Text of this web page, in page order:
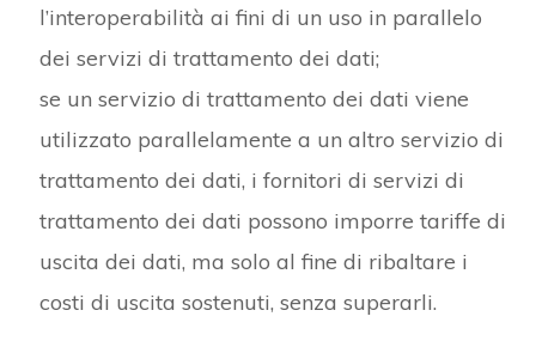
l’interoperabilità ai fini di un uso in parallelo
dei servizi di trattamento dei dati;
se un servizio di trattamento dei dati viene
utilizzato parallelamente a un altro servizio di
trattamento dei dati, i fornitori di servizi di
trattamento dei dati possono imporre tariffe di
uscita dei dati, ma solo al fine di ribaltare i
costi di uscita sostenuti, senza superarli.